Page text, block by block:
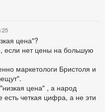
цена"?
, если нет цены на большую
маркетологи Бристоля и
цена" , а народ
есть четкая цифра, а не эти